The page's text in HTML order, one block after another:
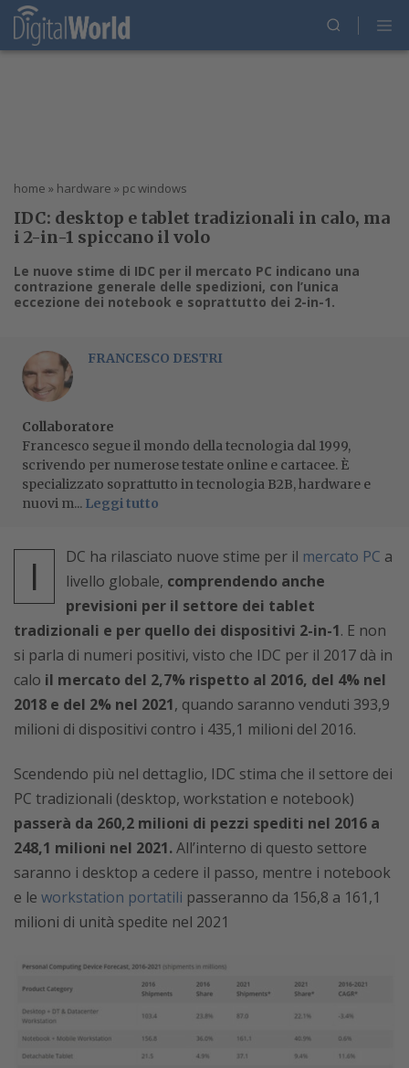
home » hardware » pc windows
IDC: desktop e tablet tradizionali in calo, ma
i 2-in-1 spiccano il volo
Le nuove stime di IDC per il mercato PC indicano una
contrazione generale delle spedizioni, con l’unica
eccezione dei notebook e soprattutto dei 2-in-1.
FRANCESCO DESTRI
Collaboratore
Francesco segue il mondo della tecnologia dal 1999,
scrivendo per numerose testate online e cartacee. È
specializzato soprattutto in tecnologia B2B, hardware e
nuovi m... Leggi tutto
I DC ha rilasciato nuove stime per il mercato PC a
livello globale, comprendendo anche
previsioni per il settore dei tablet
tradizionali e per quello dei dispositivi 2-in-1. E non
si parla di numeri positivi, visto che IDC per il 2017 dà in
calo il mercato del 2,7% rispetto al 2016, del 4% nel
2018 e del 2% nel 2021, quando saranno venduti 393,9
milioni di dispositivi contro i 435,1 milioni del 2016.
Scendendo più nel dettaglio, IDC stima che il settore dei
PC tradizionali (desktop, workstation e notebook)
passerà da 260,2 milioni di pezzi spediti nel 2016 a
248,1 milioni nel 2021.All’interno di questo settore
saranno i desktop a cedere il passo, mentre i notebook
e le workstation portatili passeranno da 156,8 a 161,1
milioni di unità spedite nel 2021